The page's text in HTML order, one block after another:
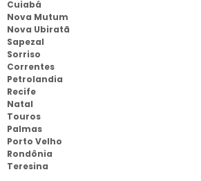
Cuiabá
Nova Mutum
Nova Ubiratã
Sapezal
Sorriso
Correntes
Petrolandia
Recife
Natal
Touros
Palmas
Porto Velho
Rondônia
Teresina